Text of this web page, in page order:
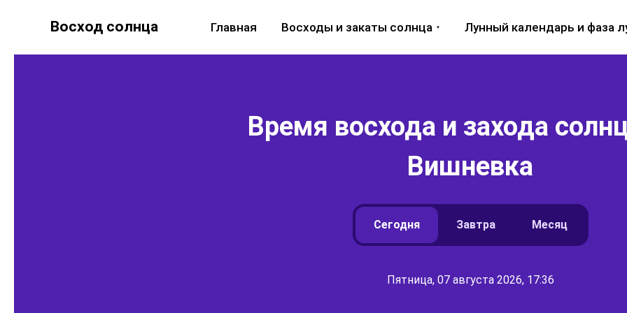
Восход солнца Главная Восходы и закаты солнца Лунный календарь и фаза
Время восхода и захода
Вишневка
Сегодня Завтра Месяц
Пятница, 07 августа 2026, 17:36